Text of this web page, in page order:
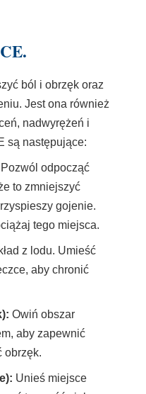
ból i obrzęk oraz
Jest ona również
nadwyrężeń i
są następujące:
odpocząć
to zmniejszyć
gojenie.
tego miejsca.
z lodu. Umieść
aby chronić
Owiń obszar
aby zapewnić
obrzęk.
Unieś miejsce